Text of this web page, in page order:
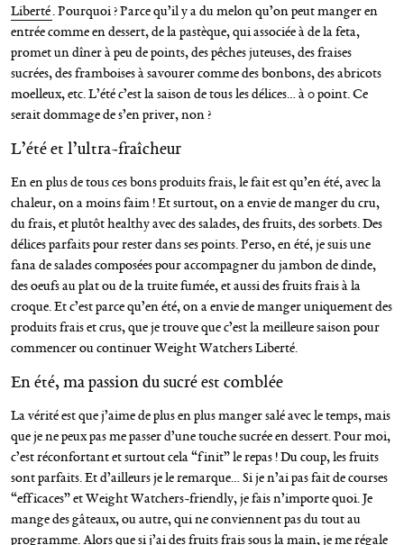
Liberté. Pourquoi ? Parce qu’il y a du melon qu’on peut manger en
entrée comme en dessert, de la pastèque, qui associée à de la feta,
promet un dîner à peu de points, des pêches juteuses, des fraises
sucrées, des framboises à savourer comme des bonbons, des abricots
moelleux, etc. L’été c’est la saison de tous les délices… à 0 point. Ce
serait dommage de s’en priver, non ?
L’été et l’ultra-fraîcheur
En en plus de tous ces bons produits frais, le fait est qu’en été, avec la
chaleur, on a moins faim ! Et surtout, on a envie de manger du cru,
du frais, et plutôt healthy avec des salades, des fruits, des sorbets. Des
délices parfaits pour rester dans ses points. Perso, en été, je suis une
fana de salades composées pour accompagner du jambon de dinde,
des oeufs au plat ou de la truite fumée, et aussi des fruits frais à la
croque. Et c’est parce qu’en été, on a envie de manger uniquement des
produits frais et crus, que je trouve que c’est la meilleure saison pour
commencer ou continuer Weight Watchers Liberté.
En été, ma passion du sucré est comblée
La vérité est que j’aime de plus en plus manger salé avec le temps, mais
que je ne peux pas me passer d’une touche sucrée en dessert. Pour moi,
c’est réconfortant et surtout cela “finit” le repas ! Du coup, les fruits
sont parfaits. Et d’ailleurs je le remarque… Si je n’ai pas fait de courses
“efficaces” et Weight Watchers-friendly, je fais n’importe quoi. Je
mange des gâteaux, ou autre, qui ne conviennent pas du tout au
programme. Alors que si j’ai des fruits frais sous la main, je me régale